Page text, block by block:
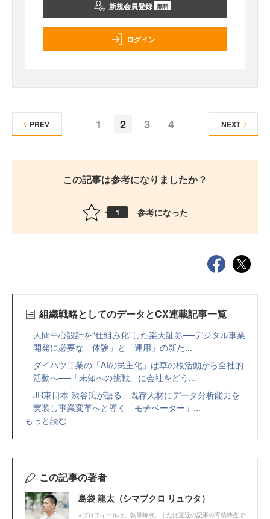
新規会員登録 無料
ログイン
1 2 3 4
PREV NEXT
この記事は参考になりましたか？
1 参考になった
組織戦略としてのデータとCX連載記事一覧
人間中心設計を“仕組み化”した楽天証券──デジタル事業
開発に必要な「体験」と「運用」の新た...
ダイハツ工業の「AIの民主化」は草の根活動から全社的
活動へ──「未知への挑戦」に会社をどう...
JR東日本 渋谷氏が語る、既存人材にデータ分析能力を
実装し事業変革へと導く「モチベーター」...
もっと読む
この記事の著者
島袋 龍太（シマブクロ リュウタ）
※プロフィールは、執筆時点、または直近の記事の寄稿時点で